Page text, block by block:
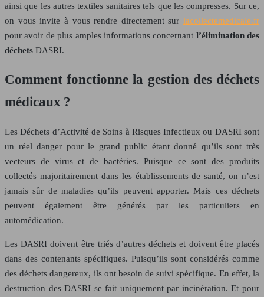
ainsi que les autres textiles sanitaires tels que les compresses. Sur ce,
on vous invite à vous rendre directement sur lacollectemedicale.fr
pour avoir de plus amples informations concernant l’élimination des
déchets DASRI.
Comment fonctionne la gestion des déchets
médicaux ?
Les Déchets d’Activité de Soins à Risques Infectieux ou DASRI sont
un réel danger pour le grand public étant donné qu’ils sont très
vecteurs de virus et de bactéries. Puisque ce sont des produits
collectés majoritairement dans les établissements de santé, on n’est
jamais sûr de maladies qu’ils peuvent apporter. Mais ces déchets
peuvent également être générés par les particuliers en
automédication.
Les DASRI doivent être triés d’autres déchets et doivent être placés
dans des contenants spécifiques. Puisqu’ils sont considérés comme
des déchets dangereux, ils ont besoin de suivi spécifique. En effet, la
destruction des DASRI se fait uniquement par incinération. Et pour